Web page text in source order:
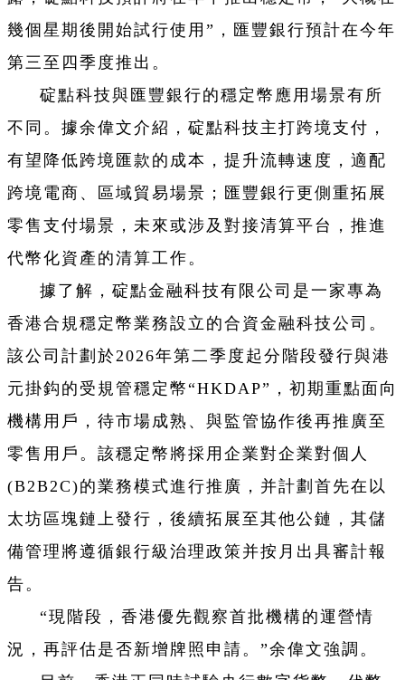
幾個星期後開始試行使用”，匯豐銀行預計在今年
第三至四季度推出。
碇點科技與匯豐銀行的穩定幣應用場景有所
不同。據余偉文介紹，碇點科技主打跨境支付，
有望降低跨境匯款的成本，提升流轉速度，適配
跨境電商、區域貿易場景；匯豐銀行更側重拓展
零售支付場景，未來或涉及對接清算平台，推進
代幣化資產的清算工作。
據了解，碇點金融科技有限公司是一家專為
香港合規穩定幣業務設立的合資金融科技公司。
該公司計劃於2026年第二季度起分階段發行與港
元掛鈎的受規管穩定幣“HKDAP”，初期重點面向
機構用戶，待市場成熟、與監管協作後再推廣至
零售用戶。該穩定幣將採用企業對企業對個人
(B2B2C)的業務模式進行推廣，并計劃首先在以
太坊區塊鏈上發行，後續拓展至其他公鏈，其儲
備管理將遵循銀行級治理政策并按月出具審計報
告。
“現階段，香港優先觀察首批機構的運營情
況，再評估是否新增牌照申請。”余偉文強調。